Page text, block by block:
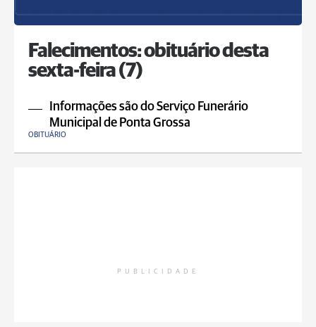
Falecimentos: obituário desta
sexta-feira (7)
Informações são do Serviço Funerário
Municipal de Ponta Grossa
OBITUÁRIO
PUBLICIDADE